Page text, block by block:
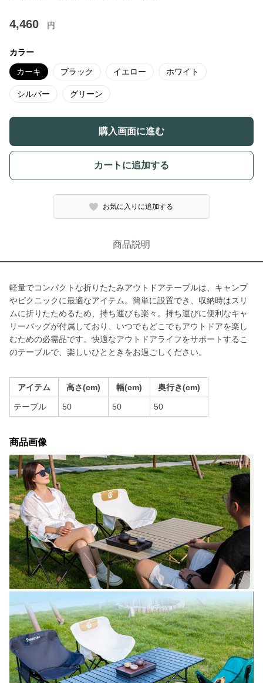
4,460 円
カラー
カーキ ブラック イエロー ホワイト
シルバー グリーン
購入画面に進む
カートに追加する
お気に入りに追加する
商品説明
軽量でコンパクトな折りたたみアウトドアテーブルは、キャンプ
やピクニックに最適なアイテム。簡単に設置でき、収納時はスリ
ムに折りたためるため、持ち運びも楽々。持ち運びに便利なキャ
リーバッグが付属しており、いつでもどこでもアウトドアを楽し
むための必需品です。快適なアウトドアライフをサポートするこ
のテーブルで、楽しいひとときをお過ごしください。
アイテム 高さ(cm) 幅(cm) 奥行き(cm)
テーブル 50 50 50
商品画像